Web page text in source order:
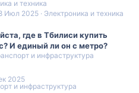
и техника
Электроника и техника
Июл 2025
где в Тбилиси купить
И единый ли он с метро?
и инфраструктура
и инфраструктура
2025